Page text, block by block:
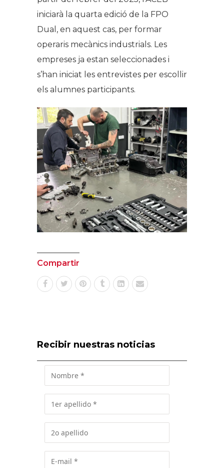
iniciarà la quarta edició de la FPO
Dual, en aquest cas, per formar
operaris mecànics industrials. Les
empreses ja estan seleccionades i
s’han iniciat les entrevistes per escollir
els alumnes participants.
Compartir
Recibir nuestras noticias